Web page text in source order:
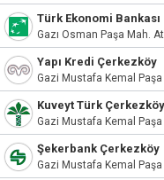
Türk Ekonomi
Gazı Osman Paşa Mah.
Yapı Kredi Çerkezköy
Kuveyt Türk Çerkezköy
Gazi Mustafa Kemal
Şekerbank Çerkezköy
Gazi Mustafa Kemal